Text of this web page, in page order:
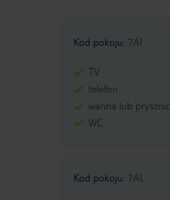
Kod pokoju: 7AI
TV
telefon
wanna lub prysznic
WC
Kod pokoju: 7AL